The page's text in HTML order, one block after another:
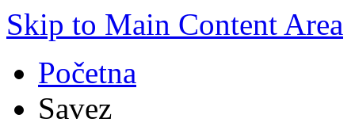
Skip to Main Content Area
Početna
Savez